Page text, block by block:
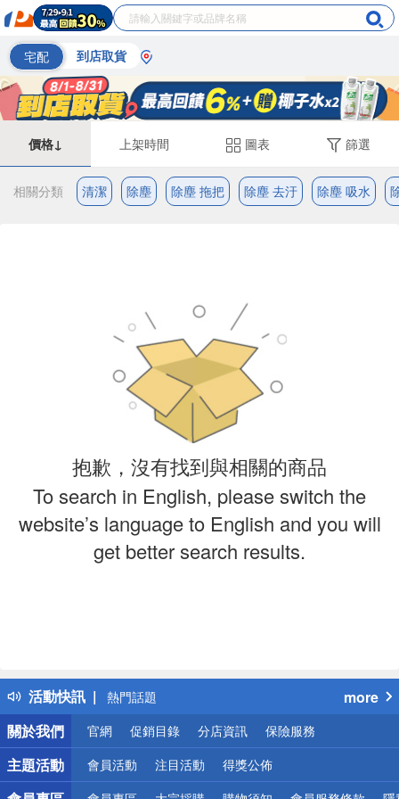
宅配 到店取貨
價格↓ 上架時間 圖表 篩選
相關分類 清潔 除塵 除塵 拖把 除塵 去汙 除塵 吸水
抱歉，沒有找到與相關的商品
To search in English, please switch the
website’s language to English and you will
get better search results.
活動快訊
得獎公告
熱門話題
銀行優惠
偏遠地區配送
詐騙網頁！請小心！
more
關於我們
官網 促銷目錄 分店資訊 保險服務
主題活動 會員活動 注目活動 得獎公佈